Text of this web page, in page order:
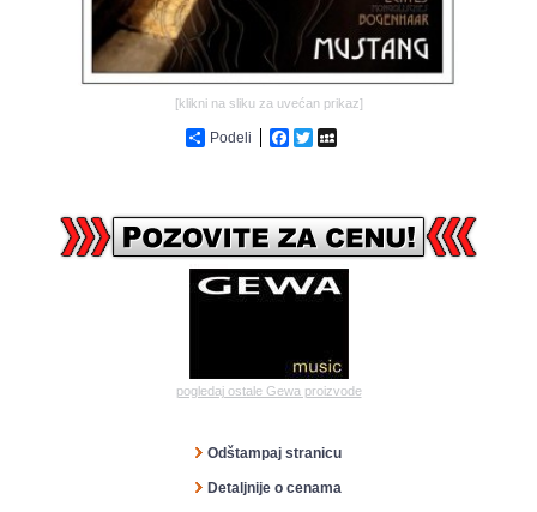
[klikni na sliku za uvećan prikaz]
Podeli Facebook
Twitter
pogledaj ostale Gewa proizvode
Odštampaj stranicu
Detaljnije o cenama